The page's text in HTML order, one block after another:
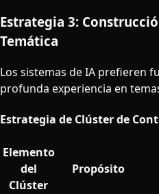
Estrategia 3:
Temática
Los sistemas de IA prefieren
profunda experiencia en
Estrategia de Clúster de
Elemento
del
Clúster
Propósito